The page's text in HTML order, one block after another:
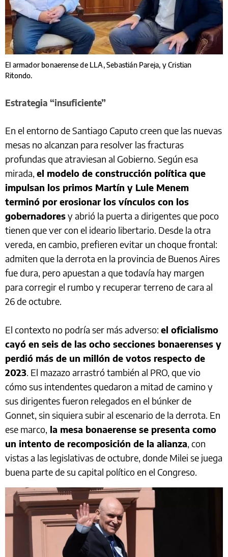
El armador bonaerense de LLA, Sebastián Pareja, y Cristian
Ritondo.
Estrategia “insuficiente”
En el entorno de Santiago Caputo creen que las nuevas
mesas no alcanzan para resolver las fracturas
profundas que atraviesan al Gobierno. Según esa
mirada, el modelo de construcción política que
impulsan los primos Martín y Lule Menem
terminó por erosionar los vínculos con los
gobernadoresy abrió la puerta a dirigentes que poco
tienen que ver con el ideario libertario. Desde la otra
vereda, en cambio, prefieren evitar un choque frontal:
admiten que la derrota en la provincia de Buenos Aires
fue dura, pero apuestan a que todavía hay margen
para corregir el rumbo y recuperar terreno de cara al
26 de octubre.
El contexto no podría ser más adverso: el oficialismo
cayó en seis de las ocho secciones bonaerenses y
perdió más de un millón de votos respecto de
2023. El mazazo arrastró también al PRO, que vio
cómo sus intendentes quedaron a mitad de camino y
sus dirigentes fueron relegados en el búnker de
Gonnet, sin siquiera subir al escenario de la derrota. En
ese marco, la mesa bonaerense se presenta como
un intento de recomposición de la alianza, con
vistas a las legislativas de octubre, donde Milei se juega
buena parte de su capital político en el Congreso.